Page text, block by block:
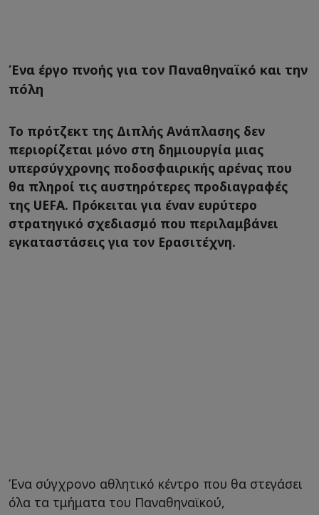
Ένα έργο πνοής για τον Παναθηναϊκό και την
πόλη
Το πρότζεκτ της Διπλής Ανάπλασης δεν
περιορίζεται μόνο στη δημιουργία μιας
υπερσύγχρονης ποδοσφαιρικής αρένας που
θα πληροί τις αυστηρότερες προδιαγραφές
της UEFA. Πρόκειται για έναν ευρύτερο
στρατηγικό σχεδιασμό που περιλαμβάνει
εγκαταστάσεις για τον Ερασιτέχνη.
Ένα σύγχρονο αθλητικό κέντρο που θα στεγάσει
όλα τα τμήματα του Παναθηναϊκού,